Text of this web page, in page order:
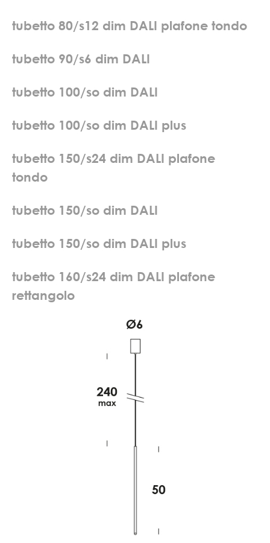
tubetto 80/s12 dim DALI plafone tondo
tubetto 90/s6 dim DALI
tubetto 100/so dim DALI
tubetto 100/so dim DALI plus
tubetto 150/s24 dim DALI plafone
tondo
tubetto 150/so dim DALI
tubetto 150/so dim DALI plus
tubetto 160/s24 dim DALI plafone
rettangolo